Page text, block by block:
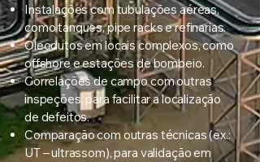
Instalações com tubulações aéreas,
como tanques, pipe racks e refinarias.
Oleodutos em locais complexos, como
offshore e estações de bombeio.
Correlações de campo com outras
inspeções, para facilitar a localização
de defeitos.
Comparação com outras técnicas (ex.:
UT – ultrassom), para validação em